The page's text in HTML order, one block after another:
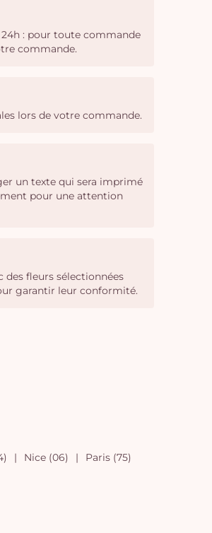
24h : pour toute commande
commande.
lors de votre commande.
un texte qui sera imprimé
pour une attention
des fleurs sélectionnées
garantir leur conformité.
Nice (06)
Paris (75)